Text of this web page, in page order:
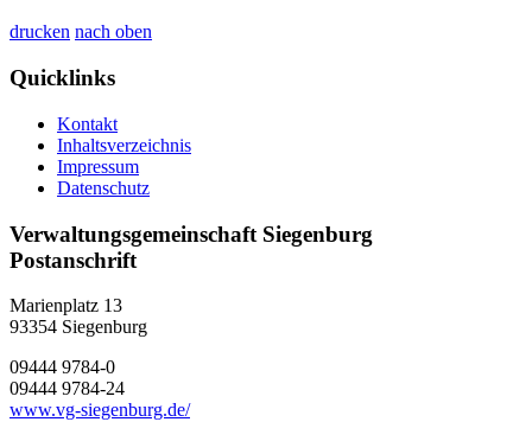
drucken nach oben
Quicklinks
Kontakt
Inhaltsverzeichnis
Impressum
Datenschutz
Verwaltungsgemeinschaft Siegenburg
Postanschrift
Marienplatz 13
93354 Siegenburg
09444 9784-0
09444 9784-24
www.vg-siegenburg.de/